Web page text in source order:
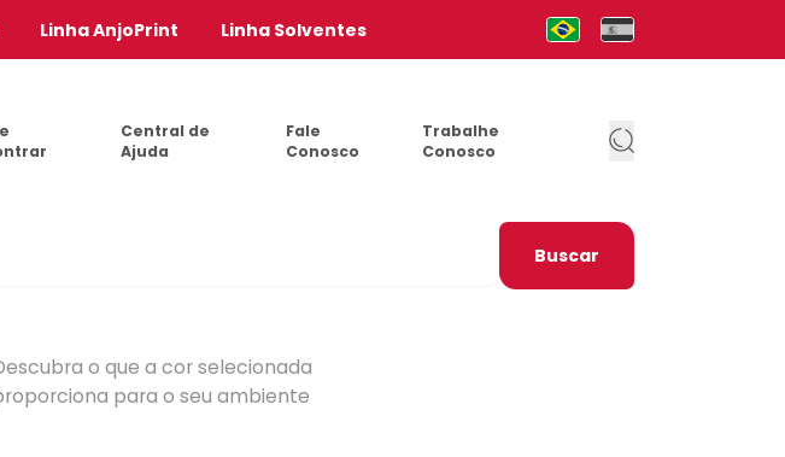
Linha AnjoPrint
Linha Solventes
Central de
Ajuda
Fale
Conosco
Trabalhe
Conosco
Buscar
o que a cor selecionada
para o seu ambiente